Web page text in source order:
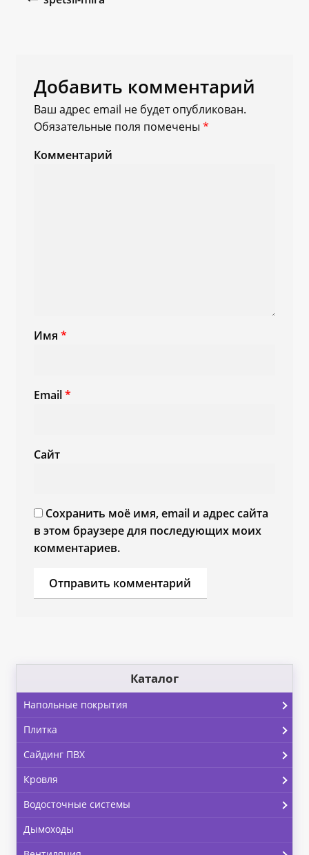
Добавить комментарий
Ваш адрес email не будет опубликован.
Обязательные поля помечены *
Комментарий
Имя *
Email*
Сайт
Сохранить моё имя, email и адрес сайта
в этом браузере для последующих моих
комментариев.
Каталог
Напольные покрытия
Плитка
Сайдинг ПВХ
Кровля
Водосточные системы
Дымоходы